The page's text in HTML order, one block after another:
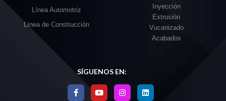
Línea Automotriz
Línea de Construcción
Inyección
Extrusión
Vucanizado
Acabados
SÍGUENOS EN: